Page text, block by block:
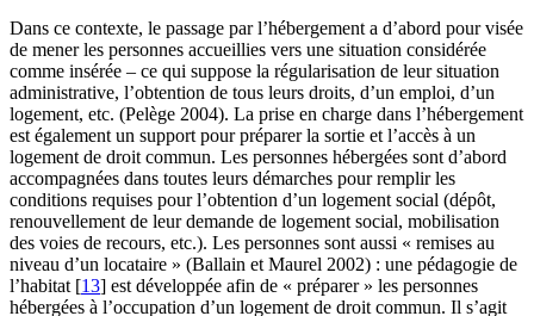
Dans ce contexte, le passage par l’hébergement a d’abord pour visée
de mener les personnes accueillies vers une situation considérée
comme insérée – ce qui suppose la régularisation de leur situation
administrative, l’obtention de tous leurs droits, d’un emploi, d’un
logement, etc. (Pelège 2004). La prise en charge dans l’hébergement
est également un support pour préparer la sortie et l’accès à un
logement de droit commun. Les personnes hébergées sont d’abord
accompagnées dans toutes leurs démarches pour remplir les
conditions requises pour l’obtention d’un logement social (dépôt,
renouvellement de leur demande de logement social, mobilisation
des voies de recours, etc.). Les personnes sont aussi « remises au
niveau d’un locataire » (Ballain et Maurel 2002) : une pédagogie de
l’habitat [13] est développée afin de « préparer » les personnes
hébergées à l’occupation d’un logement de droit commun. Il s’agit